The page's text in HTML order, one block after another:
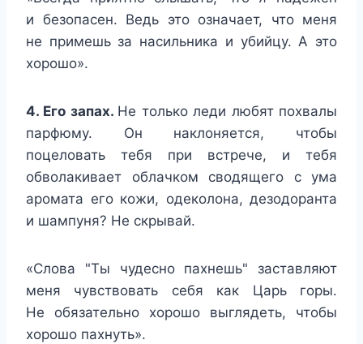
и безопасен. Ведь это означает, что меня
не примешь за насильника и убийцу. А это
хорошо».
4. Его запах. Не только леди любят похвалы
парфюму. Он наклоняется, чтобы
поцеловать тебя при встрече, и тебя
обволакивает облачком сводящего с ума
аромата его кожи, одеколона, дезодоранта
и шампуня? Не скрывай.
«Слова "Ты чудесно пахнешь" заставляют
меня чувствовать себя как Царь горы.
Не обязательно хорошо выглядеть, чтобы
хорошо пахнуть».